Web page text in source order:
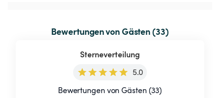
Bewertungen von Gästen (33)
Sterneverteilung
5.0
Bewertungen von Gästen (33)